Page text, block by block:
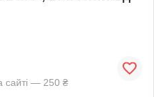
сайті — 250 ₴